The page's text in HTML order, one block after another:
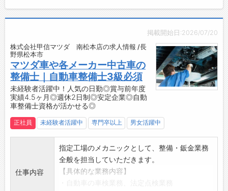
の物事に対していろいろな考え方をできるよう
になりました。
■2013年入社/副店長（総合職）
ロイヤルオートサービスは、若いスタッフがた
くさんいて活気のある会社です。
悩み事や分からないことがあっても、頼もしい
上司がいつでも支えてくれます。
そして、なによりも様々なことに挑戦ができる
会社です。
【取扱メーカー】
レクサス、トヨタ、日産、ホンダ、マツダ、ス
バル、スズキ、三菱自動車、
あるお仕事です。
↓
8:00～12:00 点検、整備
↓
12:00 昼食
↓
13:00～18:00 オプション整備 （お客様のご
依頼の整備や車検でお預かりした車の追加整
↓
18:00～20:00 退社（シフトによる）
【研修制度・ステップアップ】
掲載開始日:2026/07/20
株式会社甲信マツダ 南松本店の求人情報 /長
野県松本市
マツダ車や各メーカー中古車の
整備士｜自動車整備士3級必須
未経験者活躍中！人気の日勤◎賞与前年度
実績4.5ヶ月◎週休2日制◎安定企業◎自動
車整備士資格が活かせる◎
正社員 未経験者活躍中 専門卒以上 男女活躍中
仕事内容
指定工場のメカニックとして、整備・鈑金業務
全般を担当していただきます。
【具体的な業務内容】